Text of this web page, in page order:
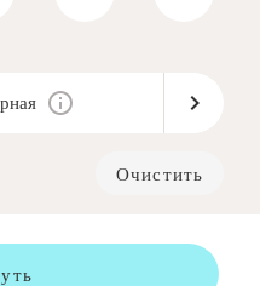
Очистить